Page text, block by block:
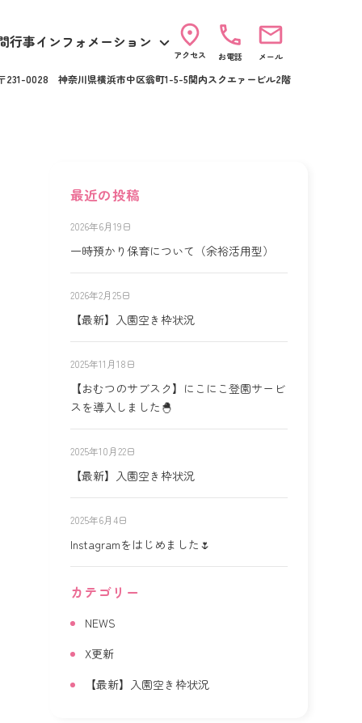
行事インフォメーション
アクセス お電話 メール
231-0028 神奈川県横浜市中区翁町1-5-5関内スクエァービル2階
最近の投稿
一時預かり保育について（余裕活用型）
2026年6月19日
【最新】入園空き枠状況
2026年2月25日
【おむつのサブスク】にこにこ登園サービ
スを導入しました🐣
2025年11月18日
【最新】入園空き枠状況
2025年10月22日
Instagramをはじめました🌷
2025年6月4日
カテゴリー
NEWS
X更新
【最新】入園空き枠状況